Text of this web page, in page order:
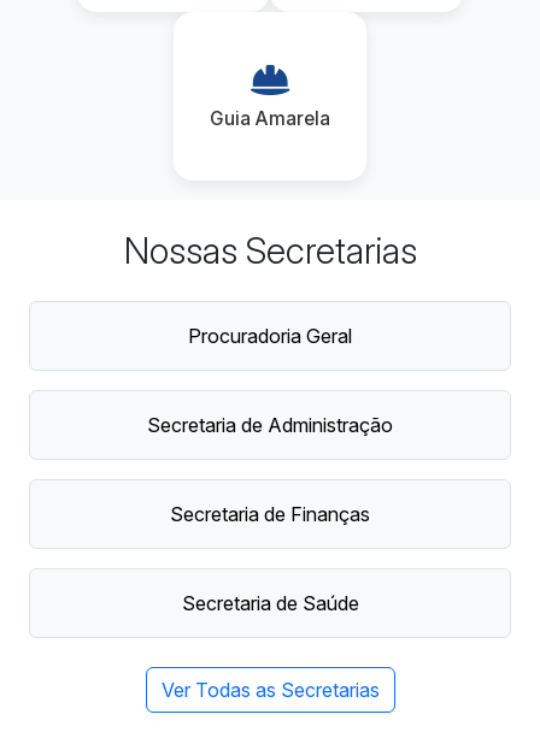
Guia Amarela
Nossas Secretarias
Procuradoria Geral
Secretaria de Administração
Secretaria de Finanças
Secretaria de Saúde
Ver Todas as Secretarias